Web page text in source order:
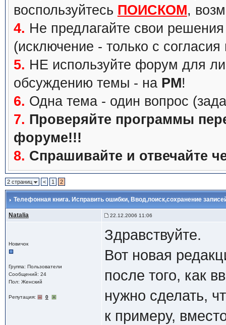
воспользуйтесь ПОИСКОМ,
4. Не предлагайте свои
(исключение - только с
5. НЕ используйте форум для
обсуждению темы - на PM!
6. Одна тема - один вопрос
7. Проверяйте программы
форуме!!!
8. Спрашивайте и отвечайте
2 страниц < 1 2
Телефонная книга. Исправить ошибки, Ввод,поиск,сохранение
Natalia 22.12.2006 11:06
Новичок
Группа: Пользователи
Сообщений: 24
Пол: Женский
Репутация: 0
Здравствуйте.
Вот новая
после того, как
нужно сделать,
к примеру,